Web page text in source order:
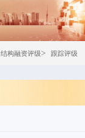
结构融资评级> 跟踪评级